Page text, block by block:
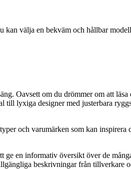
välja en bekväm och hållbar
Oavsett om du drömmer om att
lyxiga designer med justerbara
och varumärken som kan inspirera
en informativ översikt över de
beskrivningar från tillverkare